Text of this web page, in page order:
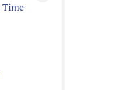
Time